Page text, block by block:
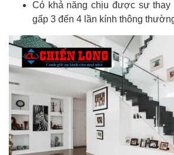
Có khả năng chịu được sự thay
gấp 3 đến 4 lần kính thông